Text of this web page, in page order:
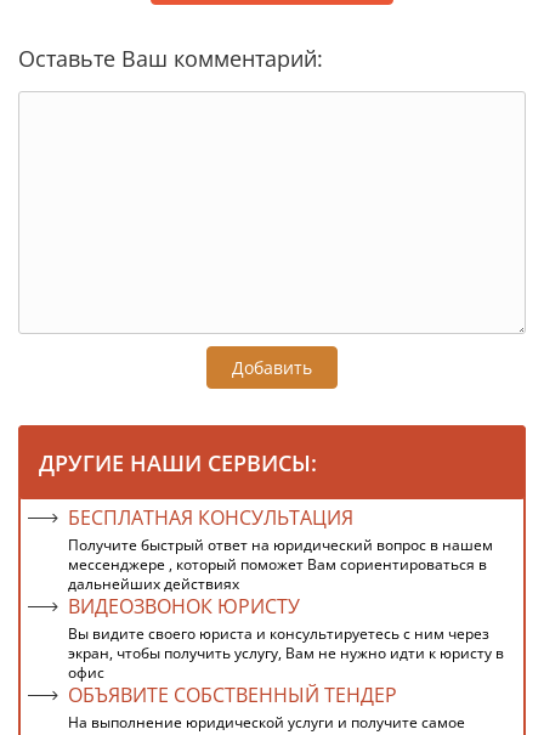
Оставьте Ваш комментарий:
Добавить
ДРУГИЕ НАШИ СЕРВИСЫ:
БЕСПЛАТНАЯ КОНСУЛЬТАЦИЯ
Получите быстрый ответ на юридический вопрос в нашем
мессенджере , который поможет Вам сориентироваться в
дальнейших действиях
ВИДЕОЗВОНОК ЮРИСТУ
Вы видите своего юриста и консультируетесь с ним через
экран, чтобы получить услугу, Вам не нужно идти к юристу в
офис
ОБЪЯВИТЕ СОБСТВЕННЫЙ ТЕНДЕР
На выполнение юридической услуги и получите самое